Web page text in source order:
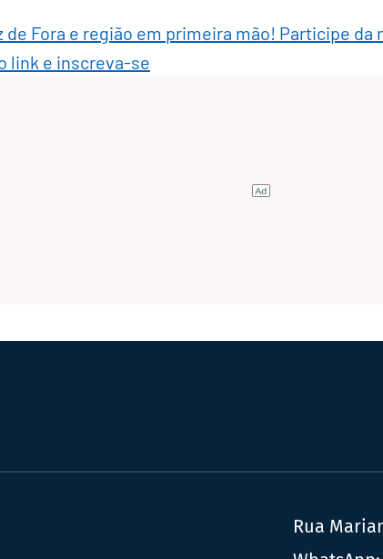
Fora e região em primeira mão! Participe da
link e inscreva-se
Rua